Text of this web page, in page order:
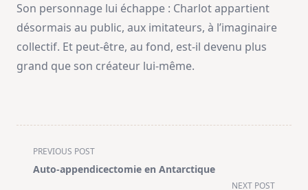
Son personnage lui échappe : Charlot appartient
désormais au public, aux imitateurs, à l’imaginaire
collectif. Et peut-être, au fond, est-il devenu plus
grand que son créateur lui-même.
<span
class="nav-
PREVIOUS POST
Auto-appendicectomie en Antarctique
NEXT POST